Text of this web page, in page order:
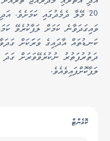
ވައިގަދަވާނެ ކަމަށް ލަފާކުރެވޭ
ކަނޑުތައް އާދައިގެ ވަރަަކަށް
ދަތުރުފަތުރު ނުކުރެވޭވަރަށް
ލަފާކޮށްފައިވެއެވެ.
ކޮމެންޓް